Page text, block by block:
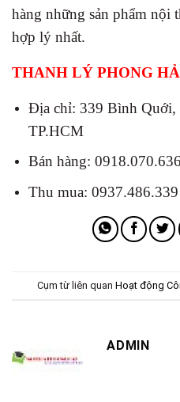
hàng những sản phẩm nội
hợp lý nhất.
THANH LÝ PHONG
Địa chỉ: 339 Bình Quới,
TP.HCM
Bán hàng: 0918.070.636
Thu mua: 0937.486.339
Cụm từ liên quan Hoạt động
ADMIN